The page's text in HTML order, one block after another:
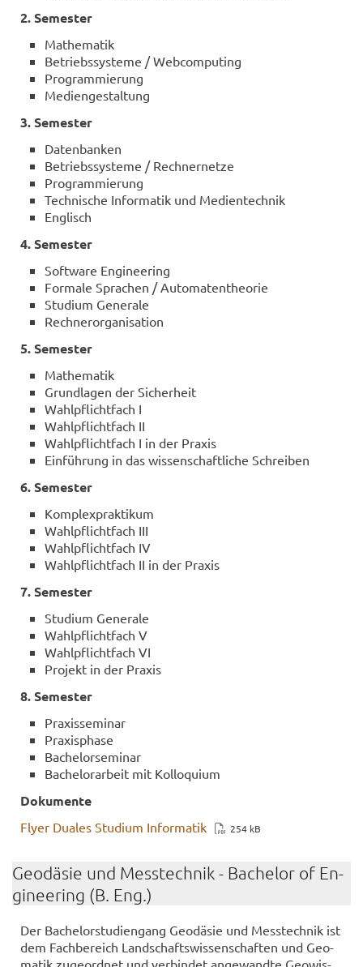
2. Se­mes­ter
Ma­the­ma­tik
Be­triebs­sys­te­me / Web­com­pu­ting
Pro­gram­mie­rung
Me­di­en­ge­stal­tung
3. Se­mes­ter
Da­ten­ban­ken
Be­triebs­sys­te­me / Rech­ner­net­ze
Pro­gram­mie­rung
Tech­ni­sche In­for­ma­tik und Me­di­en­tech­nik
Eng­lisch
4. Se­mes­ter
Soft­ware En­gi­nee­ring
For­ma­le Spra­chen / Au­to­ma­ten­theo­rie
Stu­di­um Ge­ne­ra­le
Rech­ner­or­ga­ni­sa­ti­on
5. Se­mes­ter
Ma­the­ma­tik
Grund­la­gen der Si­cher­heit
Wahl­pflicht­fach I
Wahl­pflicht­fach II
Wahl­pflicht­fach I in der Pra­xis
Ein­füh­rung in das wis­sen­schaft­li­che Schrei­ben
6. Se­mes­ter
Kom­plex­prak­ti­kum
Wahl­pflicht­fach III
Wahl­pflicht­fach IV
Wahl­pflicht­fach II in der Pra­xis
7. Se­mes­ter
Stu­di­um Ge­ne­ra­le
Wahl­pflicht­fach V
Wahl­pflicht­fach VI
Pro­jekt in der Pra­xis
8. Se­mes­ter
Pra­xis­se­mi­nar
Pra­xis­pha­se
Ba­che­lor­se­mi­nar
Ba­che­lor­ar­beit mit Kol­lo­qui­um
Do­ku­men­te
Flyer Dua­les Stu­di­um In­for­ma­tik 254 kB
Geo­dä­sie und Mess­tech­nik - Ba­che­lor of En­
gi­nee­ring (B. Eng.)
Der Ba­che­lor­stu­di­en­gang Geo­dä­sie und Mess­tech­nik ist
dem Fach­be­reich Land­schafts­wis­sen­schaf­ten und Geo­